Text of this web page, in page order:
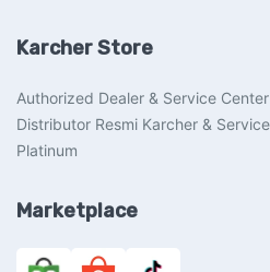
Karcher Store
Authorized Dealer & Service
Distributor Resmi Karcher &
Platinum
Marketplace